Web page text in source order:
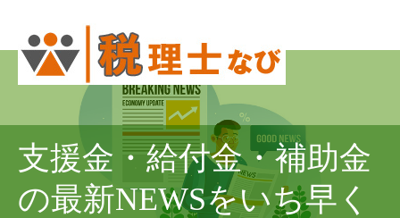
支援金・給付金・補助金
の最新NEWSをいち早く